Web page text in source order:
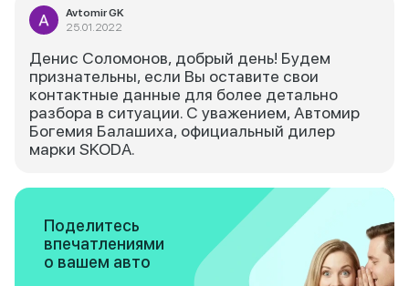
Avtomir GK
25.01.2022
Денис Соломонов, добрый день! Будем
признательны, если Вы оставите свои
контактные данные для более детально
разбора в ситуации. С уважением, Автомир
Богемия Балашиха, официальный дилер
марки SKODA.
Поделитесь
впечатлениями
о вашем авто